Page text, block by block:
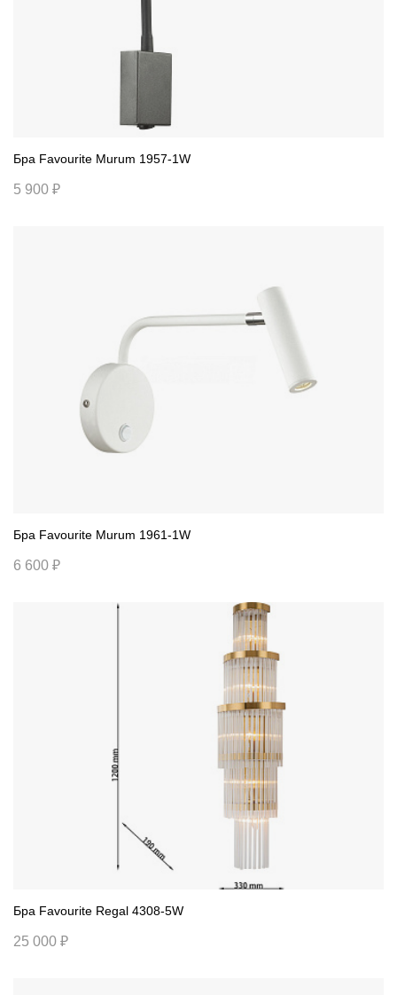
Бра Favourite Murum 1957-1W
5 900 ₽
Бра Favourite Murum 1961-1W
6 600 ₽
Бра Favourite Regal 4308-5W
25 000 ₽